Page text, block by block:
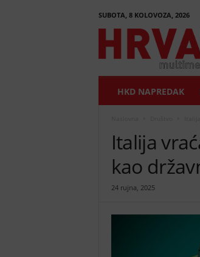
SUBOTA, 8 KOLOVOZA, 2026
H
k
HKD NAPREDAK
Italija
kao
24 rujna, 2025